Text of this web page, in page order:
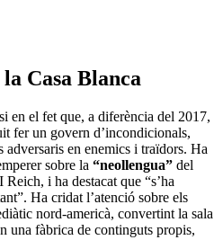
Casa Blanca
en el fet que, a diferència del 2017,
fer un govern d’incondicionals,
adversaris en enemics i traïdors. Ha
sobre la “neollengua” del
i ha destacat que “s’ha
Ha cridat l’atenció sobre els
nord-americà, convertint la sala
una fàbrica de continguts propis,